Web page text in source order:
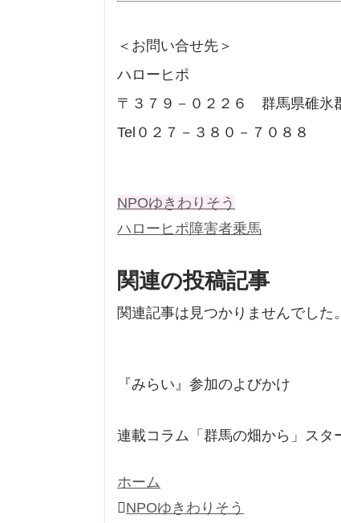
＜お問い合せ先＞
ハローヒポ
〒３７９－０２２６ 群馬県碓氷
Tel０２７－３８０－７０８８
NPOゆきわりそう
ハローヒポ障害者乗馬
関連の投稿記事
関連記事は見つかりませんでした。
『みらい』参加のよびかけ
連載コラム「群馬の畑から」ス
ホーム
NPOゆきわりそう